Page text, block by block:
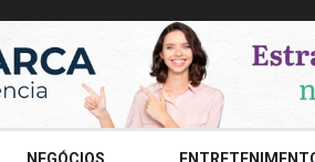
NEGÓCIOS